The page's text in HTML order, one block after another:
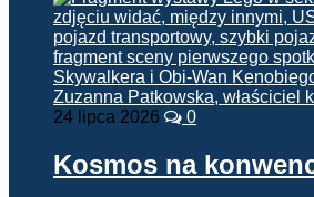
24 lipca 2026 0
Kosmos na